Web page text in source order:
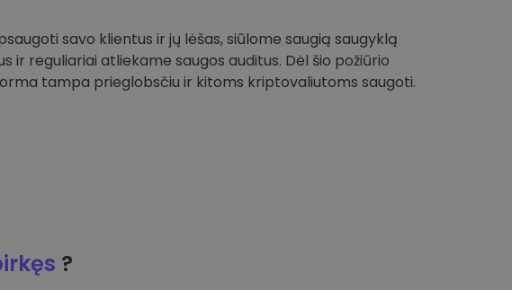
savo klientus ir jų lėšas, siūlome saugią saugyklą
ir reguliariai atliekame saugos auditus. Dėl šio požiūrio
tampa prieglobsčiu ir kitoms kriptovaliutoms saugoti.
?